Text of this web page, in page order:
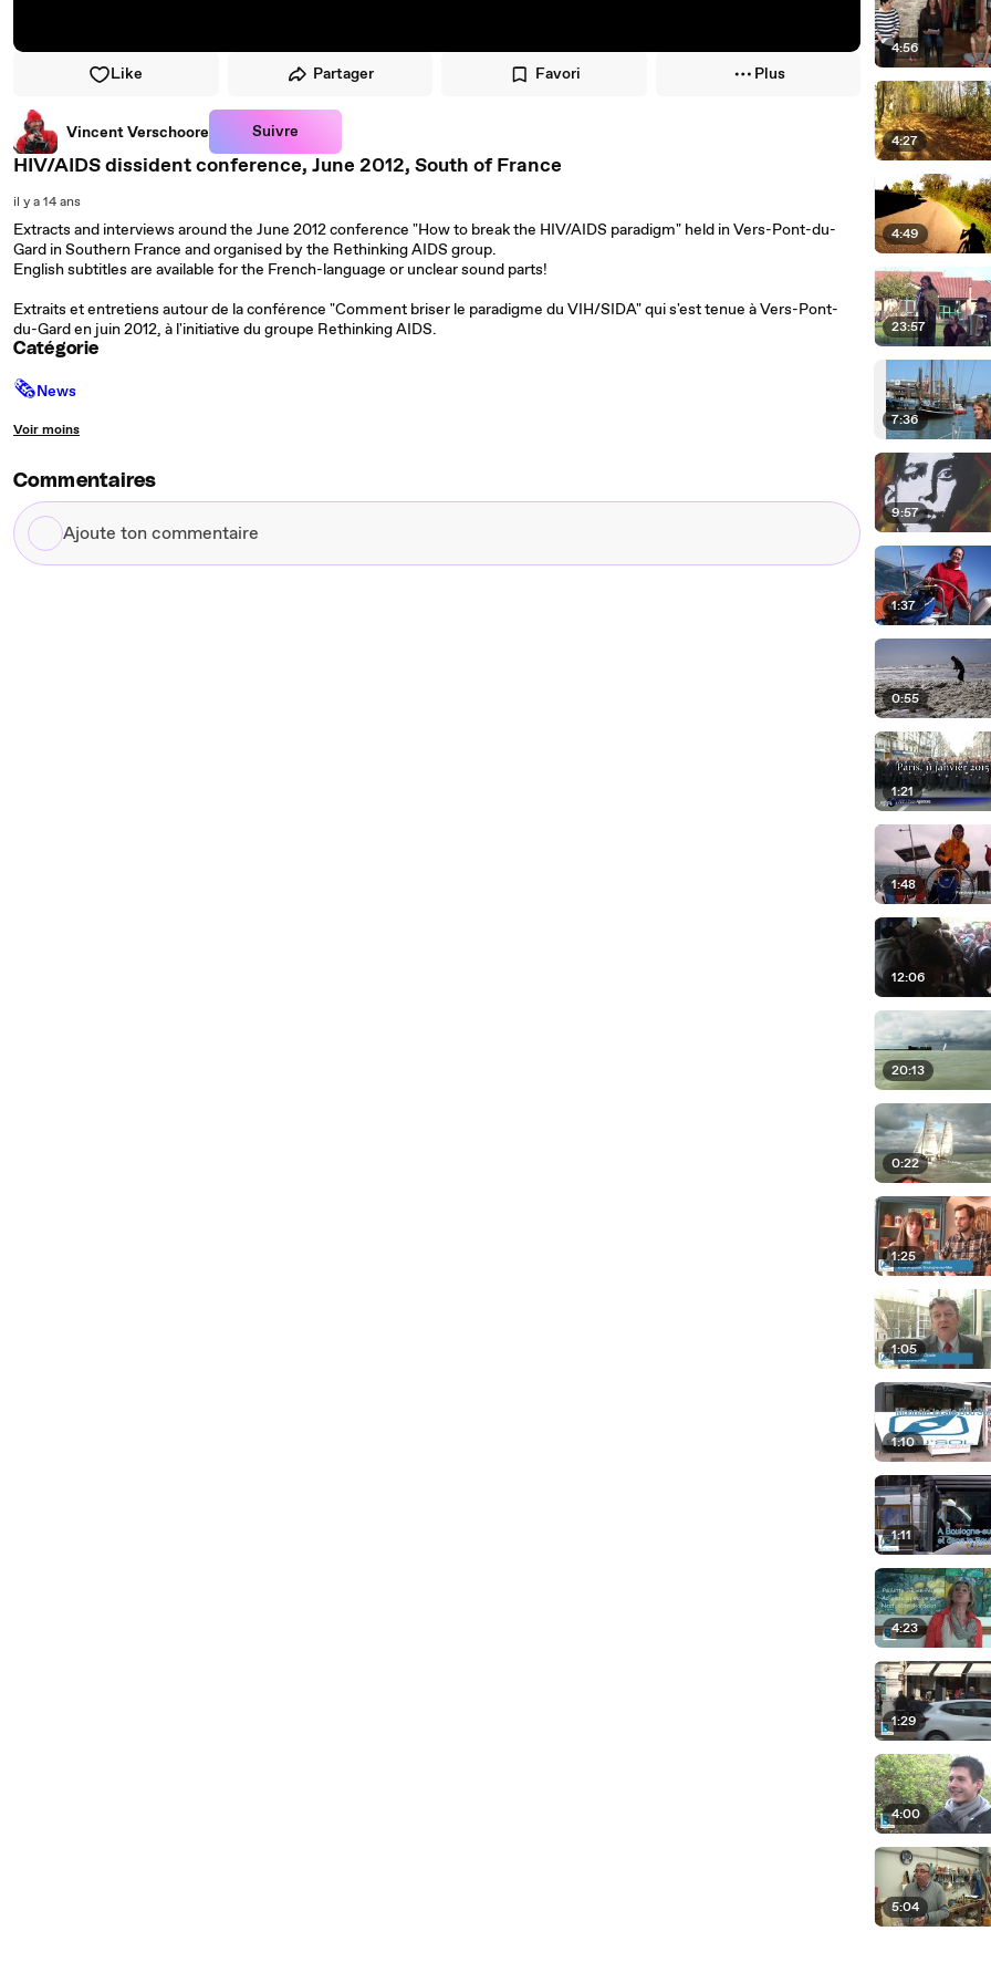
Like Partager Favori Plus
Vincent Verschoore Suivre
HIV/AIDS dissident conference, June 2012, South of France
il y a 14 ans
Extracts and interviews around the June 2012 conference "How to break the HIV/AIDS paradigm" held in Vers-Pont-du-
Gard in Southern France and organised by the Rethinking AIDS group.
English subtitles are available for the French-language or unclear sound parts!
Extraits et entretiens autour de la conférence "Comment briser le paradigme du VIH/SIDA" qui s'est tenue à Vers-Pont-
du-Gard en juin 2012, à l'initiative du groupe Rethinking AIDS.
Catégorie
🗞News
Voir moins
Commentaires
Ajoute
ton
4:56
4:27
4:49
23:57
7:36
9:57
1:37
0:55
1:21
1:48
12:06
20:13
0:22
1:25
1:05
1:10
1:11
4:23
1:29
4:00
5:04